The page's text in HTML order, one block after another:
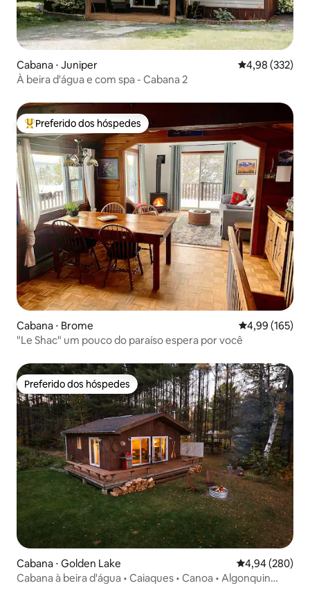
Cabana ⋅ Juniper 4,98 de uma
4,98 (332)
À beira d'água e com spa - Cabana 2
Entre os melhores preferidos dos hóspedes
Preferido dos hóspedes
Cabana ⋅ Brome 4,99 de uma
4,99 (165)
"Le Shac" um pouco do paraíso espera por você
Preferido dos hóspedes
Preferido dos hóspedes
Cabana ⋅ Golden Lake 4,94 de uma
4,94 (280)
Cabana à beira d'água • Caiaques • Canoa • Algonquin